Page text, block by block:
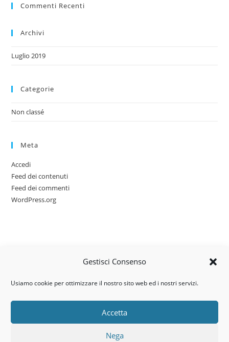
Gestisci Consenso
Usiamo cookie per ottimizzare il nostro sito web ed i nostri servizi.
Accetta
Nega
Commenti Recenti
Archivi
Luglio 2019
Categorie
Non classé
Meta
Accedi
Feed dei contenuti
Feed dei commenti
WordPress.org
Via dell’artigianato, 14 – 31030